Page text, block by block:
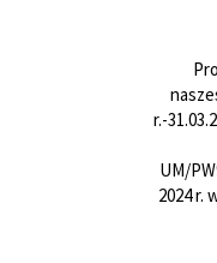
r.-
UM/
2024 r.